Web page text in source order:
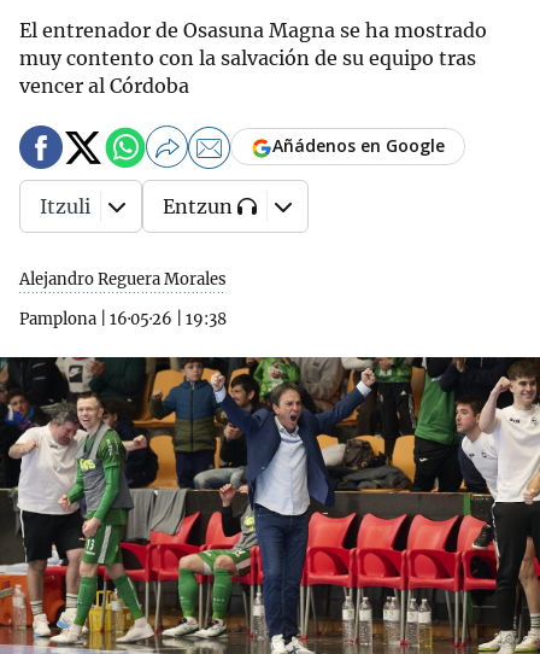
El entrenador de Osasuna Magna se ha mostrado
muy contento con la salvación de su equipo tras
vencer al Córdoba
Alejandro Reguera Morales
Pamplona
16·05·26 19:38
Añádenos en Google
Itzuli Entzun